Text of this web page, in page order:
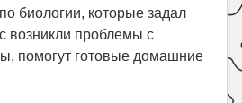
биологии, которые задал
возникли проблемы с
помогут готовые домашние